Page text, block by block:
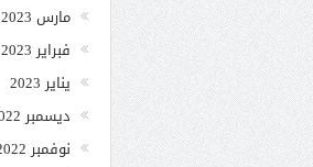
مارس 2023
فبراير 2023
يناير 2023
ديسمبر 2022
نوفمبر 2022